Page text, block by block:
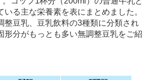
る主な栄養素を表にまとめました。
整豆乳、豆乳飲料の3種類に分類され
形分がもっとも多い無調整豆乳をご紹